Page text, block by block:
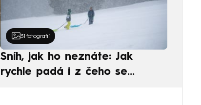
31 fotografií
Sníh, jak ho neznáte: Jak
rychle padá i z čeho se